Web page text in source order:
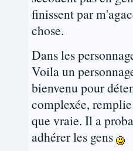
finissent par
chose.
Dans les
Voila un
bienvenu pour
complexée,
que vraie. Il a
adhérer les gens